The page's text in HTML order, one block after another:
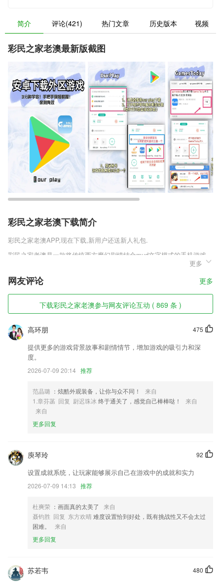
简介 评论(421) 热门文章 历史版本 视频
彩民之家老澳最新版截图
彩民之家老澳下载简介
彩民之家老澳APP,现在下载,新用户还送新人礼包.
彩民之家老澳是一款将传统西方魔幻剧情结合mud文字模式的手机游戏，
这里拥有更加宏大的世界设定，丰富的势力和各种不同的生物能够为你提
供截然不同的冒险激情。文字的叙述能够让主线的剧情更加的清晰，同时
也能让你更好的将自己的精力集中在游戏的主线之上。
彩民之家老澳软件特色
1,免费漫画大全就是这么屌，所有漫画一律免费。全球热门漫画全部为你
网罗在手，紧追网络进度，即时更新提醒，让你追漫零等待。
2,提供最新学术前沿资讯，探讨交流临床病例，第一时间观看专题会议视
频，及时了解行业最新动态。
3,业务表单：用数据重新定义协作；
5,激励式教学
6,【章节更新自动提醒】 自动跟踪新章节,更新无延迟看书听书,与作者更
新云同步
1.及时了解孩子动态
2.·汉语字典:拼音查询：模糊查询和索引查询
3.家长可以通过这款软件观察孩子的学习进度\成绩的变动，看到不同时
间段的学习效果
4.操作简便，足不出户电脑/平板/手机一键登录上课
5.同时还囊括了初中化学全部的方程公式、中考考点复习知识、中考专题
训练及初中化学重点知识。
母游戏。
更多
网友评论 更多
下载彩民之家老澳参与网友评论互动 ( 869 条 )
475
高环朋
提供更多的游戏背景故事和剧情情节，增加游戏的吸引力和深
度。
2026-07-09 20:14 推荐
范晶璐 ：炫酷外观装备，让你与众不同！
来自
1.章芬菡 回复 尉迟珠冰 终于通关了，感觉自己棒棒哒！
来自
来自
更多回复
92
庾琴玲
设置成就系统，让玩家能够展示自己在游戏中的成就和实力
2026-07-09 14:13 推荐
杜爽荣 ：画面真的太美了
来自
聂钧胜 回复 东方欢晴难度设置恰到好处，既有挑战性又不会太过
困难。
来自
更多回复
480
苏若韦